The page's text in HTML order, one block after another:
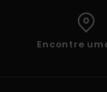
Encontre